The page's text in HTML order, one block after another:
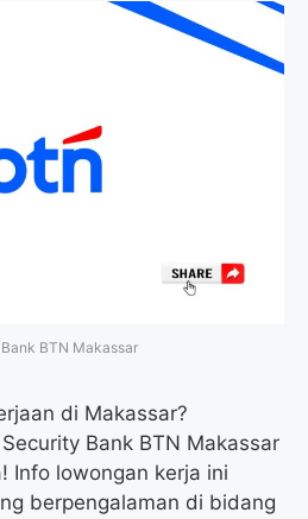
i
e
t
BTN Makassar
di Makassar?
Bank BTN Makassar
Info lowongan kerja ini
berpengalaman di bidang